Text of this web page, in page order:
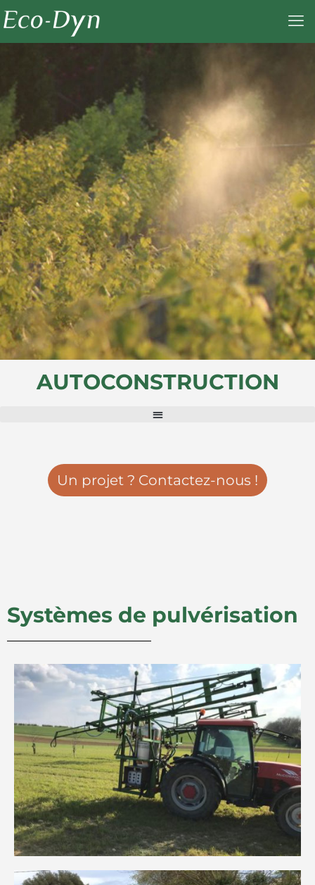
AUTOCONSTRUCTION
Un projet ? Contactez-nous !
Systèmes de pulvérisation